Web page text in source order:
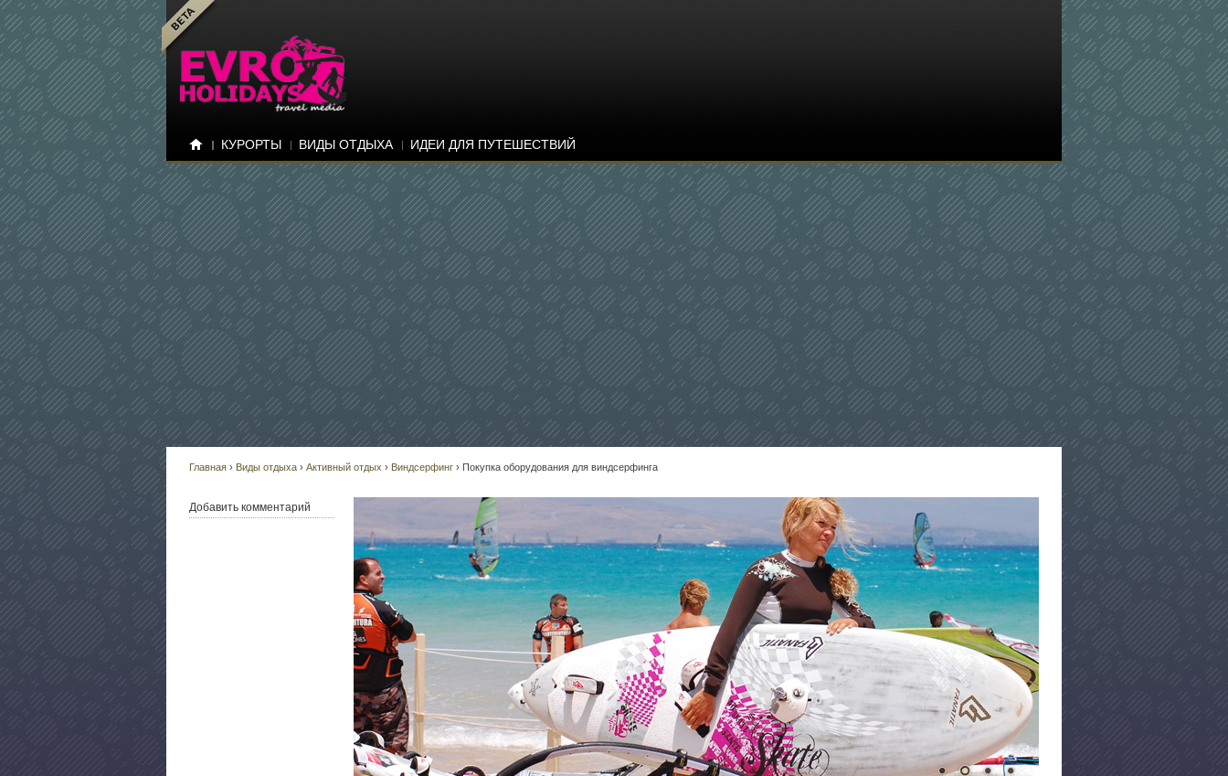
КУРОРТЫ ВИДЫ ОТДЫХА ИДЕИ ДЛЯ ПУТЕШЕСТВИЙ
Главная › Виды отдыха › Активный отдых › Виндсерфинг › Покупка оборудования для виндсерфинга
Добавить комментарий